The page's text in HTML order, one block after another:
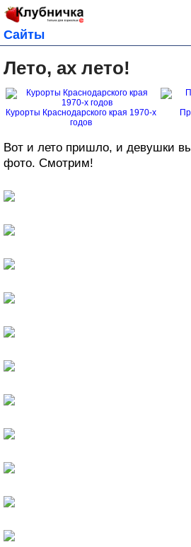
Сайты
Лето, ах лето!
Курорты Краснодарского края 1970-х
годов
Вот и лето пришло, и девушки
фото. Смотрим!